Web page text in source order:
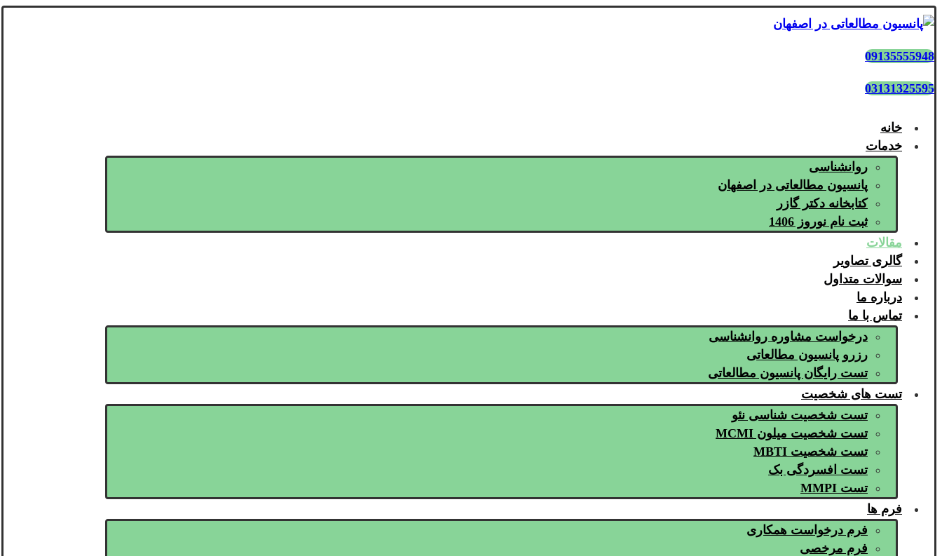
09135555948
03131325595
خانه
خدمات
روانشناسی
پانسیون مطالعاتی در اصفهان
کتابخانه دکتر گازر
ثبت نام نوروز 1406
مقالات
گالری تصاویر
سوالات متداول
درباره ما
تماس با ما
درخواست مشاوره روانشناسی
رزرو پانسیون مطالعاتی
تست رایگان پانسیون مطالعاتی
تست های شخصیت
تست شخصیت شناسی نئو
تست شخصیت میلون MCMI
تست شخصیت MBTI
تست افسردگی بک
تست MMPI
فرم ها
فرم درخواست همکاری
فرم مرخصی